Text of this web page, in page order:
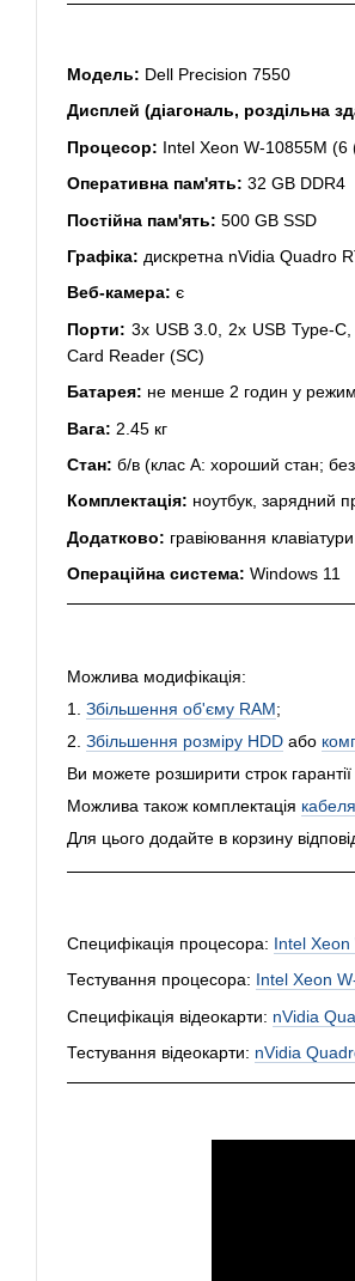
Модель: Dell Precision 7550
Дисплей (діагональ, роздільна
Процесор: Intel Xeon W-10855M
Оперативна пам'ять: 32 GB DDR4
Постійна пам'ять: 500 GB SSD
Графіка: дискретна nVidia Quadro
Веб-камера: є
Порти: 3x USB 3.0, 2x USB Type-
Card Reader (SC)
Батарея: не менше 2 годин у
Вага: 2.45 кг
Стан: б/в (клас А: хороший стан; без
Комплектація: ноутбук, зарядний
Додатково: гравіювання клавіатури
Операційна система: Windows 11
Можлива модифікація:
1. Збільшення об'єму RAM;
2. Збільшення розміру HDD або
Ви можете розширити строк
Можлива також комплектація
Для цього додайте в корзину
Специфікація процесора: Intel
Тестування процесора: Intel Xeon
Специфікація відеокарти: nVidia
Тестування відеокарти: nVidia